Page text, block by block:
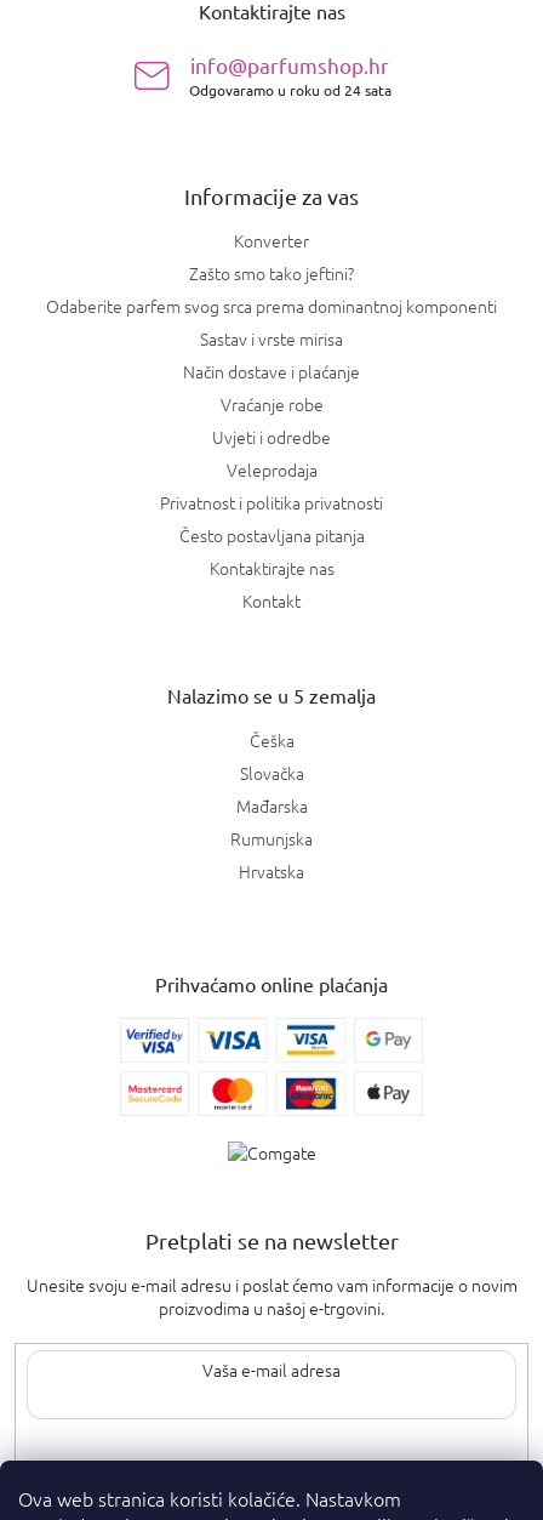
Ova web stranica koristi kolačiće. Nastavkom
Kontaktirajte nas
info@parfumshop.hr
Odgovaramo u roku od 24 sata
Informacije za vas
Konverter
Zašto smo tako jeftini?
Odaberite parfem svog srca prema dominantnoj komponenti
Sastav i vrste mirisa
Način dostave i plaćanje
Vraćanje robe
Uvjeti i odredbe
Veleprodaja
Privatnost i politika privatnosti
Često postavljana pitanja
Kontaktirajte nas
Kontakt
Nalazimo se u 5 zemalja
Češka
Slovačka
Mađarska
Rumunjska
Hrvatska
Prihvaćamo online plaćanja
Pretplati se na newsletter
Unesite svoju e-mail adresu i poslat ćemo vam informacije o novim
proizvodima u našoj e-trgovini.
Upisom svoje e-pošte pristajete nauvjete privatnosti.